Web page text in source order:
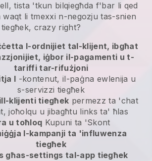
tista 'tkun bilqiegħda f'bar li qed
waqt li tmexxi n-negozju tas-snien
tiegħek, crazy right?
l-ordnijiet tal-klijent, ibgħat
iġbor il-pagamenti u t-
tariffi tar-rifużjoni
l -kontenut, il-paġna ewlenija u
s-servizzi tiegħek
klijenti tiegħek permezz ta 'chat
joħolqu u jibagħtu links ta' ħlas
u toħloq Kupuni ta 'Skont
l-kampanji ta 'influwenza
tiegħek
għas-settings tal-app tiegħek